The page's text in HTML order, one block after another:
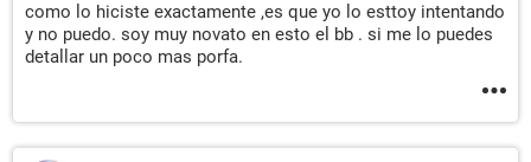
como lo hiciste exactamente ,es que yo lo esttoy intentando
y no puedo. soy muy novato en esto el bb . si me lo puedes
detallar un poco mas porfa.